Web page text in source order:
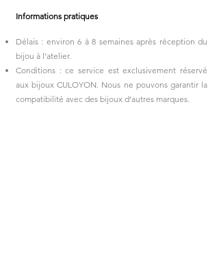
Informations pratiques
Délais : environ 6 à 8 semaines après réception du
bijou à l’atelier.
Conditions : ce service est exclusivement réservé
aux bijoux CULOYON. Nous ne pouvons garantir la
compatibilité avec des bijoux d’autres marques.